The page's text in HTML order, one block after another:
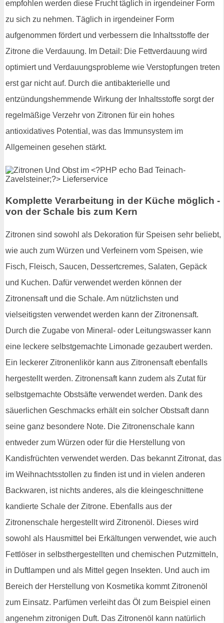
empfohlen werden diese Frucht täglich in irgendeiner Form
zu sich zu nehmen. Täglich in irgendeiner Form
aufgenommen fördert und verbessern die Inhaltsstoffe der
Zitrone die Verdauung. Im Detail: Die Fettverdauung wird
optimiert und Verdauungsprobleme wie Verstopfungen treten
erst gar nicht auf. Durch die antibakterielle und
entzündungshemmende Wirkung der Inhaltsstoffe sorgt der
regelmäßige Verzehr von Zitronen für ein hohes
antioxidatives Potential, was das Immunsystem im
Allgemeinen gesehen stärkt.
Komplette Verarbeitung in der Küche möglich -
von der Schale bis zum Kern
Zitronen sind sowohl als Dekoration für Speisen sehr beliebt,
wie auch zum Würzen und Verfeinern vom Speisen, wie
Fisch, Fleisch, Saucen, Dessertcremes, Salaten, Gepäck
und Kuchen. Dafür verwendet werden können der
Zitronensaft und die Schale. Am nützlichsten und
vielseitigsten verwendet werden kann der Zitronensaft.
Durch die Zugabe von Mineral- oder Leitungswasser kann
eine leckere selbstgemachte Limonade gezaubert werden.
Ein leckerer Zitronenlikör kann aus Zitronensaft ebenfalls
hergestellt werden. Zitronensaft kann zudem als Zutat für
selbstgemachte Obstsäfte verwendet werden. Dank des
säuerlichen Geschmacks erhält ein solcher Obstsaft dann
seine ganz besondere Note. Die Zitronenschale kann
entweder zum Würzen oder für die Herstellung von
Kandisfrüchten verwendet werden. Das bekannt Zitronat, das
im Weihnachtsstollen zu finden ist und in vielen anderen
Backwaren, ist nichts anderes, als die kleingeschnittene
kandierte Schale der Zitrone. Ebenfalls aus der
Zitronenschale hergestellt wird Zitronenöl. Dieses wird
sowohl als Hausmittel bei Erkältungen verwendet, wie auch
Fettlöser in selbsthergestellten und chemischen Putzmitteln,
in Duftlampen und als Mittel gegen Insekten. Und auch im
Bereich der Herstellung von Kosmetika kommt Zitronenöl
zum Einsatz. Parfümen verleiht das Öl zum Beispiel einen
angenehm zitronigen Duft. Das Zitronenöl kann natürlich